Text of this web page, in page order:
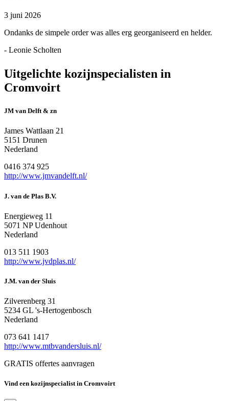
3 juni 2026
Ondanks de simpele order was alles erg georganiseerd en helder.
- Leonie Scholten
Uitgelichte kozijnspecialisten in
Cromvoirt
JM van Delft & zn
James Wattlaan 21
5151 Drunen
Nederland
0416 374 925
http://www.jmvandelft.nl/
J. van de Plas B.V.
Energieweg 11
5071 NP Udenhout
Nederland
013 511 1903
http://www.jvdplas.nl/
J.M. van der Sluis
Zilverenberg 31
5234 GL 's-Hertogenbosch
Nederland
073 641 1417
http://www.mtbvandersluis.nl/
GRATIS offertes aanvragen
Vind een kozijnspecialist in Cromvoirt